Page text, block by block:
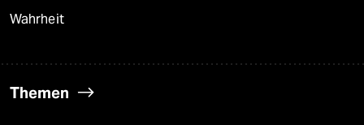
Wahrheit
Themen